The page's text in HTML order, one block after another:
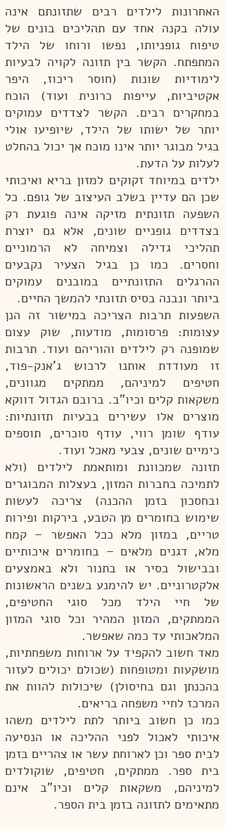
האחרונות לילדים רבים שתזונתם אינה
עולה בקנה אחד עם תהליכים בונים של
טיפוח גופניותו, נפשו ורוחו של הילד
המתפתח. הקשר בין תזונה לקויה לבעיות
לימודיות שונות (חוסר ריכוז, היפר
אקטיביות, עייפות כרונית ועוד) הוכח
במחקרים רבים. הקשר לצדדים עמוקים
יותר של ישותו של הילד, שיופיעו אולי
בגיל מבוגר יותר אינו מוכח אך יכול בהחלט
לעלות על הדעת.
ילדים במיוחד זקוקים למזון בריא ואיכותי
שכן הם עדיין בשלב העיצוב של גופם. כל
השפעה תזונתית מזיקה אינה פוגעת רק
בצדדים גופניים שונים, אלא גם יוצרת
תהליכי גדילה וצמיחה לא הרמוניים
וחסרים. כמו כן בגיל הצעיר נקבעים
ההרגלים התזונתיים במובנים עמוקים
ביותר ונבנה בסיס תזונתי להמשך החיים.
השפעות תרבות הצריכה במישור זה הנן
עצומות: פרסומות, מודעות, שוק עצום
שמופנה רק לילדים והוריהם ועוד. תרבות
זו מעודדת אותנו לרכוש ג'אנק-פוד,
חטיפים למיניהם, ממתקים מגוונים,
משקאות קלים וכיו"ב. ברובם הגדול דווקא
מוצרים אלו עשירים בבעיות תזונתיות:
עודף שומן רווי, עודף סוכרים, תוספים
כימיים שונים, צבעי מאכל ועוד.
תזונה שמכוונת ומותאמת לילדים (ולא
לתמיכה בחברות המזון, בעצלות המבוגרים
ובחסכון בזמן ההכנה) צריכה לעשות
שימוש בחומרים מן הטבע, בירקות ופירות
טריים, במזון מלא ככל האפשר – קמח
מלא, דגנים מלאים – בחומרים איכותיים
ובבישול בסיר או בתנור ולא באמצעים
אלקטרוניים. יש להימנע בשנים הראשונות
של חיי הילד מכל סוגי החטיפים,
הממתקים, המזון המהיר וכל סוגי המזון
המלאכותי עד כמה שאפשר.
מאד חשוב להקפיד על ארוחות משפחתיות,
מושקעות ומטופחות (שכולם יכולים לעזור
בהכנתן וגם בחיסולן) שיכולות להוות את
המרכז לחיי משפחה בריאים.
כמו כן חשוב ביותר לתת לילדים משהו
איכותי לאכול לפני ההליכה או הנסיעה
לבית ספר וכן לארוחת עשר או צהריים בזמן
בית ספר. ממתקים, חטיפים, שוקולדים
למיניהם, משקאות קלים וכיו"ב אינם
מתאימים לתזונה בזמן בית הספר.